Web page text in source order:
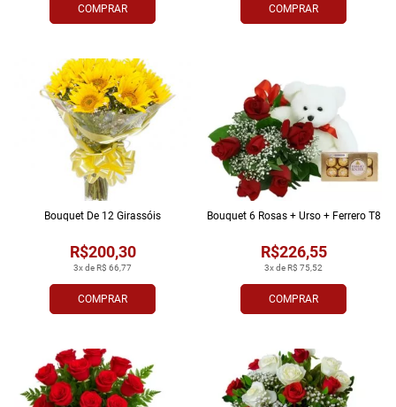
COMPRAR COMPRAR
COMPRAR
3x de R$ 66,77
R$200,30
Bouquet De 12 Girassóis
COMPRAR
3x de R$ 75,52
R$226,55
Bouquet 6 Rosas + Urso + Ferrero T8